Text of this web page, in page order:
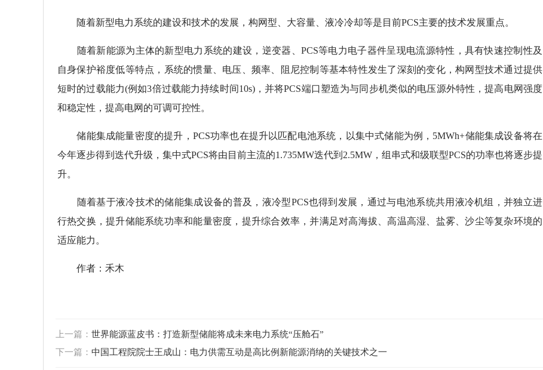
随着新型电力系统的建设和技术的发展，构网型、大容量、液冷冷却等是目前PCS主要的技术发展重点。
随着新能源为主体的新型电力系统的建设，逆变器、PCS等电力电子器件呈现电流源特性，具有快速控制性及
自身保护裕度低等特点，系统的惯量、电压、频率、阻尼控制等基本特性发生了深刻的变化，构网型技术通过提供
短时的过载能力(例如3倍过载能力持续时间10s)，并将PCS端口塑造为与同步机类似的电压源外特性，提高电网强度
和稳定性，提高电网的可调可控性。
储能集成能量密度的提升，PCS功率也在提升以匹配电池系统，以集中式储能为例，5MWh+储能集成设备将在
今年逐步得到迭代升级，集中式PCS将由目前主流的1.735MW迭代到2.5MW，组串式和级联型PCS的功率也将逐步提
升。
随着基于液冷技术的储能集成设备的普及，液冷型PCS也得到发展，通过与电池系统共用液冷机组，并独立进
行热交换，提升储能系统功率和能量密度，提升综合效率，并满足对高海拔、高温高湿、盐雾、沙尘等复杂环境的
适应能力。
作者：禾木
上一篇： 世界能源蓝皮书：打造新型储能将成未来电力系统“压舱石”
下一篇： 中国工程院院士王成山：电力供需互动是高比例新能源消纳的关键技术之一